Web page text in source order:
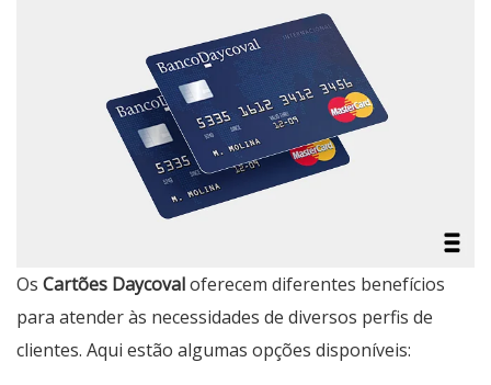
Os Cartões Daycovaloferecem diferentes benefícios
para atender às necessidades de diversos perfis de
clientes. Aqui estão algumas opções disponíveis: